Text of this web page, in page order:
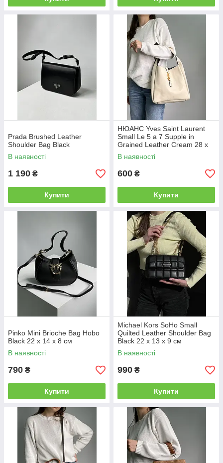
Prada Brushed Leather
Shoulder Bag Black
В наявності
1 190 ₴
Купити
НЮАНС Yves Saint Laurent
Small Le 5 a 7 Supple in
Grained Leather Cream 28 х
28 х 8 см
В наявності
600 ₴
Купити
Pinko Mini Brioche Bag Hobo
Black 22 x 14 x 8 см
В наявності
790 ₴
Купити
Michael Kors SoHo Small
Quilted Leather Shoulder Bag
Black 22 х 13 х 9 см
В наявності
990 ₴
Купити